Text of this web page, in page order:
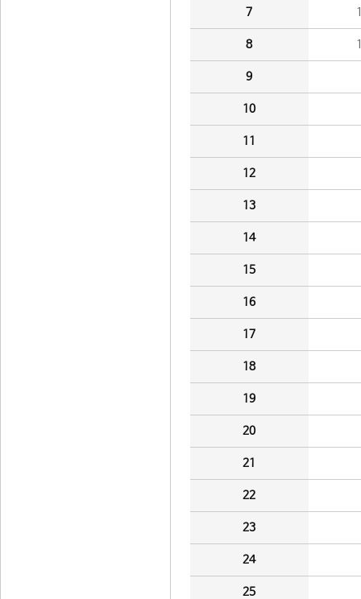
7
8
9
10
11
12
13
14
15
16
17
18
19
20
21
22
23
24
25